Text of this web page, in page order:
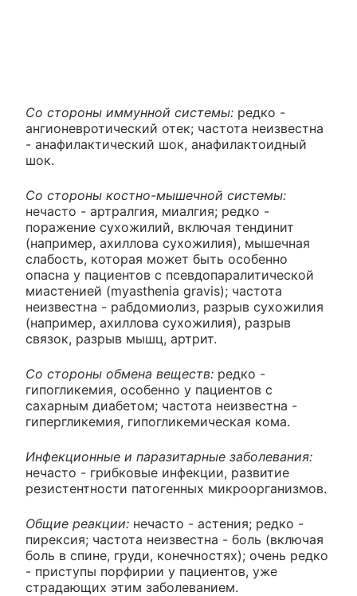
Со стороны иммунной системы: редко -
ангионевротический отек; частота неизвестна
- анафилактический шок, анафилактоидный
шок.
Со стороны костно-мышечной системы:
нечасто - артралгия, миалгия; редко -
поражение сухожилий, включая тендинит
(например, ахиллова сухожилия), мышечная
слабость, которая может быть особенно
опасна у пациентов с псевдопаралитической
миастенией (myasthenia gravis); частота
неизвестна - рабдомиолиз, разрыв сухожилия
(например, ахиллова сухожилия), разрыв
связок, разрыв мышц, артрит.
Со стороны обмена веществ: редко -
гипогликемия, особенно у пациентов с
сахарным диабетом; частота неизвестна -
гипергликемия, гипогликемическая кома.
Инфекционные и паразитарные заболевания:
нечасто - грибковые инфекции, развитие
резистентности патогенных микроорганизмов.
Общие реакции: нечасто - астения; редко -
пирексия; частота неизвестна - боль (включая
боль в спине, груди, конечностях); очень редко
- приступы порфирии у пациентов, уже
страдающих этим заболеванием.